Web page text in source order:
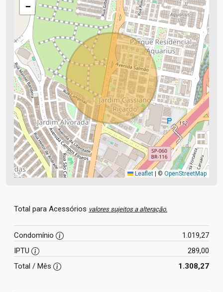
−
Leaflet © OpenStreetMap
Total para Acessórios valores sujeitos a alteração.
Condomínio
1.019,27
IPTU
289,00
Total / Mês
1.308,27